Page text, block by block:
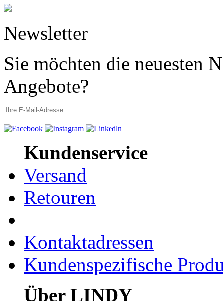
Newsletter
Sie möchten die neuesten
Angebote?
Kundenservice
Versand
Retouren
Kontaktadressen
Kundenspezifische
Über LINDY